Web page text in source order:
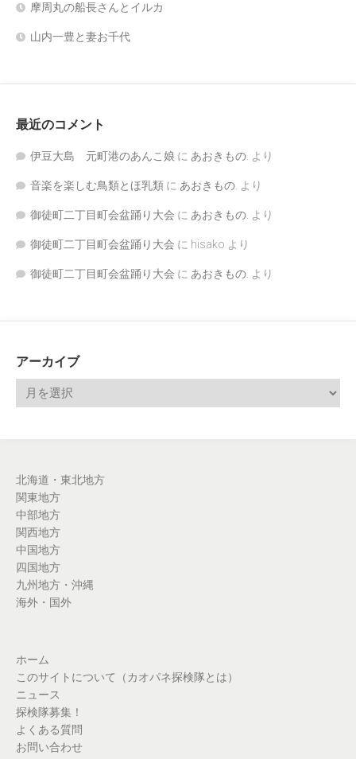
摩周丸の船長さんとイルカ
山内一豊と妻お千代
最近のコメント
伊豆大島 元町港のあんこ娘 に あおきもの. より
音楽を楽しむ鳥類とほ乳類 に あおきもの. より
御徒町二丁目町会盆踊り大会 に あおきもの. より
御徒町二丁目町会盆踊り大会 に hisako より
御徒町二丁目町会盆踊り大会 に あおきもの. より
アーカイブ
北海道・東北地方
関東地方
中部地方
関西地方
中国地方
四国地方
九州地方・沖縄
海外・国外
ホーム
このサイトについて（カオパネ探検隊とは）
ニュース
探検隊募集！
よくある質問
お問い合わせ